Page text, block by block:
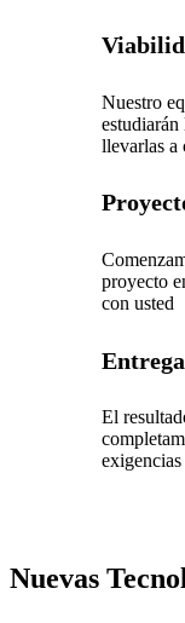
Nuestro
llevarlas a
proyecto
con usted
Entrega
El
exigencias
Nuevas